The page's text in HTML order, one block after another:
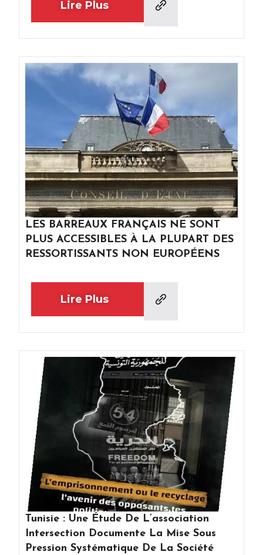
Lire Plus
LES BARREAUX FRANÇAIS NE SONT
PLUS ACCESSIBLES À LA PLUPART DES
RESSORTISSANTS NON EUROPÉENS
Lire Plus
Tunisie : Une Étude De L’association
Intersection Documente La Mise Sous
Pression Systématique De La Société